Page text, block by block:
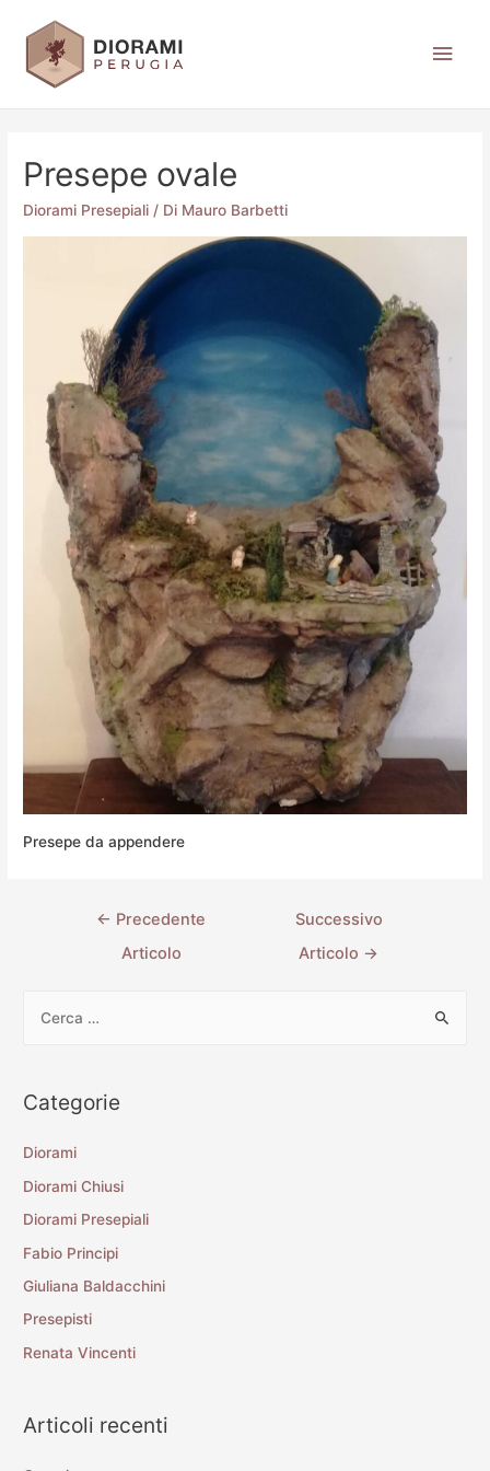
Presepe ovale
Diorami Presepiali / Di Mauro Barbetti
Presepe da appendere
← Precedente
Articolo
Successivo
Articolo →
Categorie
Diorami
Diorami Chiusi
Diorami Presepiali
Fabio Principi
Giuliana Baldacchini
Presepisti
Renata Vincenti
Articoli recenti